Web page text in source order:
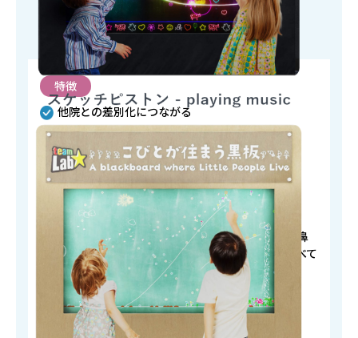
特徴
他院との差別化につながる
集患・患者さん離れの防止に
患者さんの待ち時間体験向上
診療科目
医科・歯科クリニック
内科・整形外科・皮膚科・眼科・歯科・婦人科・耳鼻
咽喉科・精神科・小児科など、一般的な診療科目すべて
に対応しています。
対象エリア